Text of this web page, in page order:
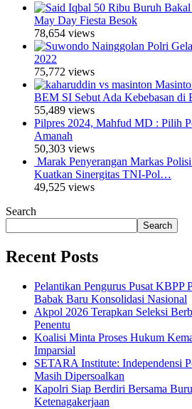
50 Ribu Buruh
May Day Fiesta Besok
78,654 views
Polri
2022
75,772 views
BEM SI Sebut Ada Kebebasan di
55,489 views
Pilpres 2024, Mahfud MD : Pilih
Amanah
50,303 views
Marak Penyerangan Markas
Kuatkan Sinergitas TNI-Pol…
49,525 views
Search
Search
Recent Posts
Pelantikan Pengurus Pusat KBPP
Babak Baru Konsolidasi Nasional
Akpol 2026 Terapkan Seleksi
Penentu
Koalisi Minta Proses Hukum
Imparsial
SETARA Institute: Independensi
Masih Dipersoalkan
Kapolri Siap Berdiri Bersama
Ketenagakerjaan